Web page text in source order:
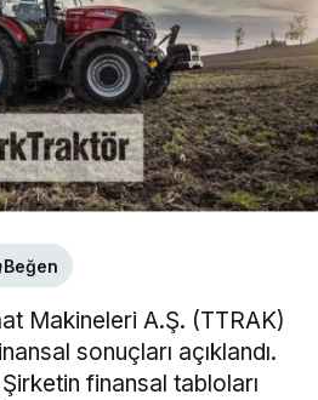
Beğen
Makineleri A.Ş. (TTRAK)
sonuçları açıklandı.
finansal tabloları